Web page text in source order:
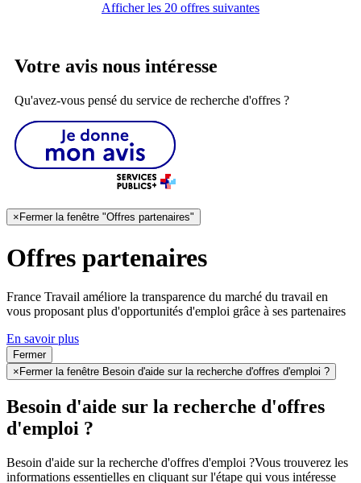
Afficher les 20 offres suivantes
Votre avis nous intéresse
Qu'avez-vous pensé du service de recherche d'offres ?
× Fermer la fenêtre "Offres partenaires"
Offres partenaires
France Travail améliore la transparence du marché du travail en
vous proposant plus d'opportunités d'emploi grâce à ses partenaires
En savoir plus
Fermer
× Fermer la fenêtre Besoin d'aide sur la recherche d'offres d'emploi ?
Besoin d'aide sur la recherche d'offres
d'emploi ?
Besoin d'aide sur la recherche d'offres d'emploi ?Vous trouverez les
informations essentielles en cliquant sur l'étape qui vous intéresse